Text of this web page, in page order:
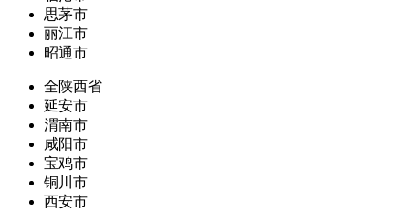
思茅市
丽江市
昭通市
全陕西省
延安市
渭南市
咸阳市
宝鸡市
铜川市
西安市